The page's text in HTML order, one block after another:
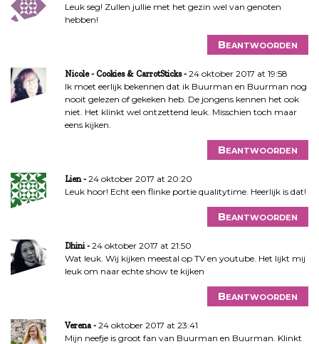
Leuk seg! Zullen jullie met het gezin wel van genoten
hebben!
Beantwoorden
Nicole - Cookies & CarrotSticks
24 oktober 2017 at 19:58
Ik moet eerlijk bekennen dat ik Buurman en Buurman nog
nooit gelezen of gekeken heb. De jongens kennen het ook
niet. Het klinkt wel ontzettend leuk. Misschien toch maar
eens kijken.
Beantwoorden
Lien
24 oktober 2017 at 20:20
Leuk hoor! Echt een flinke portie qualitytime. Heerlijk is dat!
Beantwoorden
Dhini
24 oktober 2017 at 21:50
Wat leuk. Wij kijken meestal op TV en youtube. Het lijkt mij
leuk om naar echte show te kijken
Beantwoorden
Verena
24 oktober 2017 at 23:41
Mijn neefje is groot fan van Buurman en Buurman. Klinkt